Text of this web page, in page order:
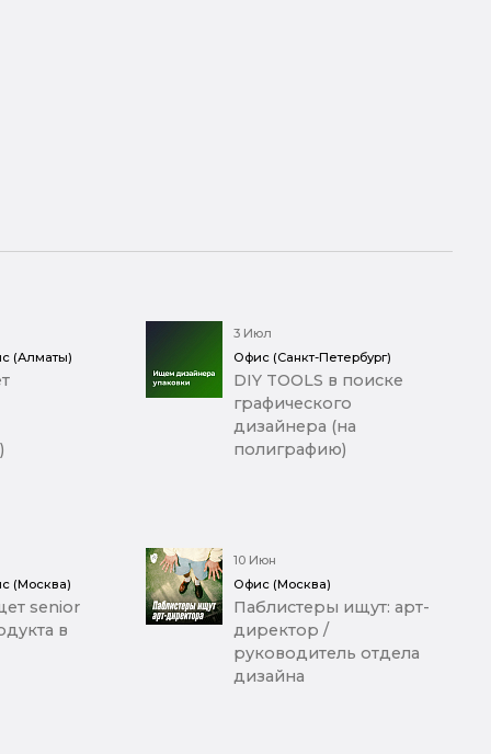
(Алматы)
3 Июл
Офис (Санкт-Петербург)
DIY TOOLS в поиске
графического
дизайнера (на
полиграфию)
(Москва)
senior
в
10 Июн
Офис (Москва)
Паблистеры ищут: арт-
директор /
руководитель отдела
дизайна